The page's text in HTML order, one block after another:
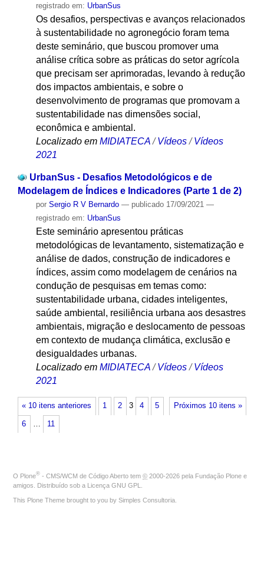
registrado em: UrbanSus
Os desafios, perspectivas e avanços relacionados
à sustentabilidade no agronegócio foram tema
deste seminário, que buscou promover uma
análise crítica sobre as práticas do setor agrícola
que precisam ser aprimoradas, levando à redução
dos impactos ambientais, e sobre o
desenvolvimento de programas que promovam a
sustentabilidade nas dimensões social,
econômica e ambiental.
Localizado em MIDIATECA /Vídeos /Vídeos
2021
UrbanSus - Desafios Metodológicos e de
Modelagem de Índices e Indicadores (Parte 1 de 2)
por Sergio R V Bernardo — publicado17/09/2021 —
registrado em: UrbanSus
Este seminário apresentou práticas
metodológicas de levantamento, sistematização e
análise de dados, construção de indicadores e
índices, assim como modelagem de cenários na
condução de pesquisas em temas como:
sustentabilidade urbana, cidades inteligentes,
saúde ambiental, resiliência urbana aos desastres
ambientais, migração e deslocamento de pessoas
em contexto de mudança climática, exclusão e
desigualdades urbanas.
Localizado em MIDIATECA /Vídeos /Vídeos
2021
« 10 itens anteriores Próximos 10 itens »
1 2 3 4 5
6 … 11
O Plone® - CMS/WCM de Código Aberto tem © 2000-2026 pela Fundação Plone e
amigos. Distribuído sob a Licença GNU GPL
This Plone Theme brought to you by Simples Consultoria